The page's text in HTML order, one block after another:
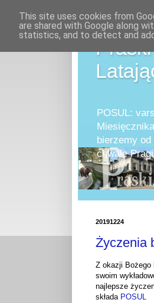
POSUL:
bierzemy
chwale
20191224
Życzenia
Z okazji Bożego
swoim
najlepsze
składa POSUL
This site uses cookies from
are shared with Google along
statistics, and to detect and